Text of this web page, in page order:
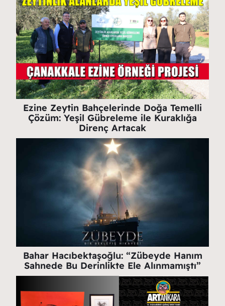
Ezine Zeytin Bahçelerinde Doğa Temelli
Çözüm: Yeşil Gübreleme ile Kuraklığa
Direnç Artacak
Bahar Hacıbektaşoğlu: “Zübeyde Hanım
Sahnede Bu Derinlikte Ele Alınmamıştı”